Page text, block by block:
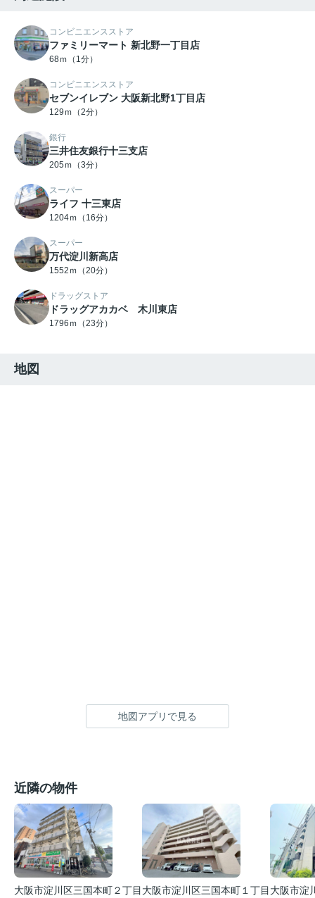
コンビニエンスストア
ファミリーマート 新北野一丁目店
68ｍ（1分）
コンビニエンスストア
セブンイレブン 大阪新北野1丁目店
129ｍ（2分）
銀行
三井住友銀行十三支店
205ｍ（3分）
スーパー
ライフ 十三東店
1204ｍ（16分）
スーパー
万代淀川新高店
1552ｍ（20分）
ドラッグストア
ドラッグアカカベ 木川東店
1796ｍ（23分）
地図
地図アプリで見る
近隣の物件
大阪市淀川区三国本町２丁目 大阪市淀川区三国本町１丁目 大阪市淀